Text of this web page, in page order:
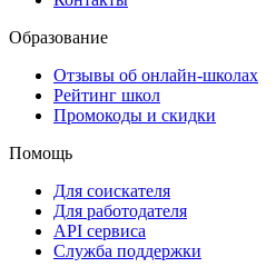
Образование
Отзывы об онлайн-школах
Рейтинг школ
Промокоды и скидки
Помощь
Для соискателя
Для работодателя
API сервиса
Служба поддержки